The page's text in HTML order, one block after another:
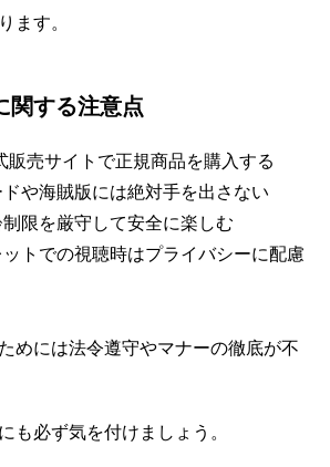
ます。
関する注意点
販売サイトで正規商品を購入する
や海賊版には絶対手を出さない
限を厳守して安全に楽しむ
トでの視聴時はプライバシーに配慮
めには法令遵守やマナーの徹底が不
も必ず気を付けましょう。